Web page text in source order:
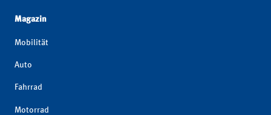
Magazin
Mobilität
Auto
Fahrrad
Motorrad